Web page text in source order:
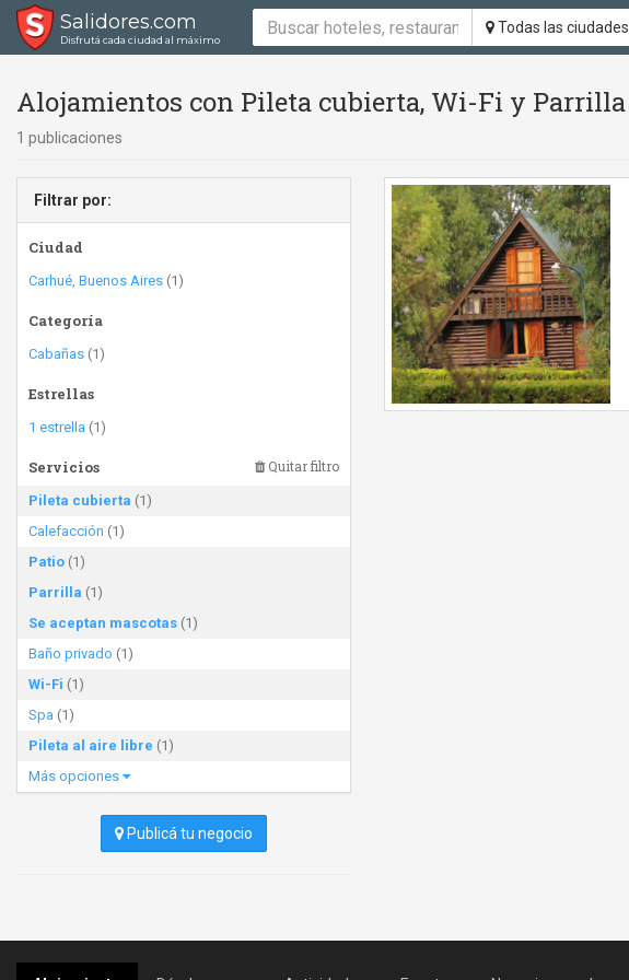
Salidores.com
Disfrutá cada ciudad al máximo
Todas las ciudades
Alojamientos con Pileta cubierta, Wi-Fi y Parrilla
1 publicaciones
Filtrar por:
Ciudad
Carhué, Buenos Aires (1)
Categoría
Cabañas (1)
Estrellas
1 estrella (1)
Servicios Quitar filtro
Pileta cubierta (1)
Calefacción (1)
Patio (1)
Parrilla (1)
Se aceptan mascotas (1)
Baño privado (1)
Wi-Fi (1)
Spa (1)
Pileta al aire libre (1)
Más opciones
Publicá tu negocio